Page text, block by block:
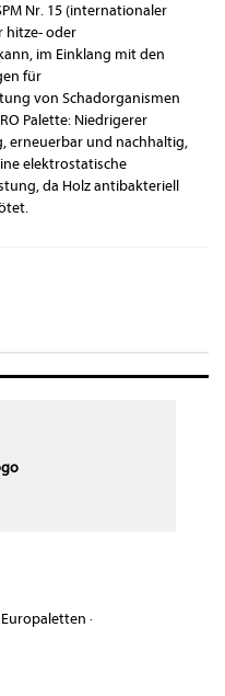
Nr. 15 (internationaler
hitze- oder
im Einklang mit den
für
von Schadorganismen
Palette: Niedrigerer
erneuerbar und nachhaltig,
elektrostatische
da Holz antibakteriell
Europaletten ·